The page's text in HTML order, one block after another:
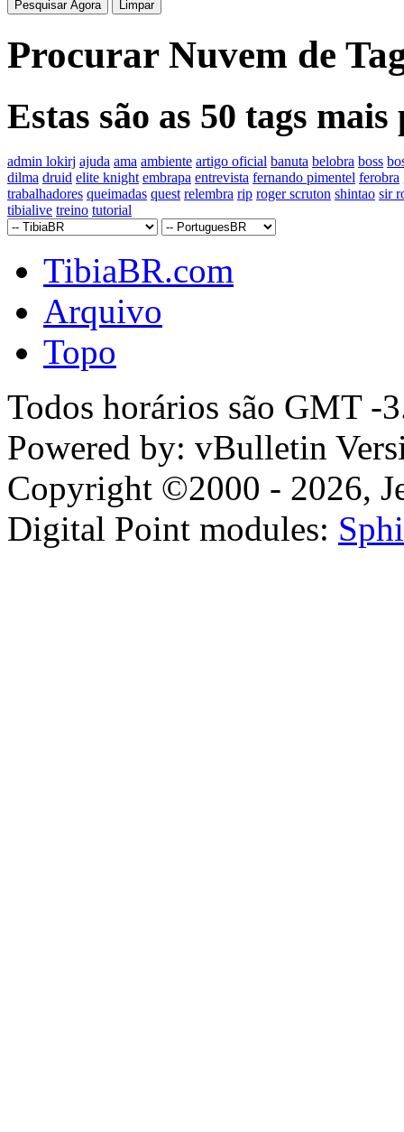
Procurar Nuvem de
Estas são as 50 tags
admin lokirj ajuda ama ambiente artigo oficial banuta belobra boss
dilma druid elite knight embrapa entrevista fernando pimentel ferobra
trabalhadores queimadas quest relembra rip roger scruton shintao sir
tibialive treino tutorial
TibiaBR.com
Arquivo
Topo
Todos horários são GMT -
Powered by: vBulletin
Copyright ©2000 - 2026,
Digital Point modules: